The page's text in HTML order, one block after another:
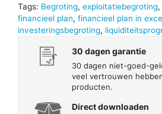
Tags: Begroting, exploitatiebegroting,
financieel plan, financieel plan in
investeringsbegroting,
30 dagen garantie
30 dagen niet-goed-
veel vertrouwen
producten.
Direct downloaden